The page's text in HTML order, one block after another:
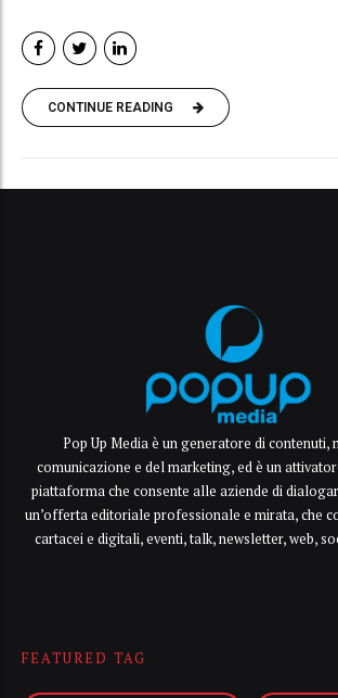
CONTINUE READING
Pop Up Media è un generatore di contenuti,
comunicazione e del marketing, ed è un
piattaforma che consente alle aziende di
un’offerta editoriale professionale e mirata, che
cartacei e digitali, eventi, talk, newsletter, web,
FEATURED TAG